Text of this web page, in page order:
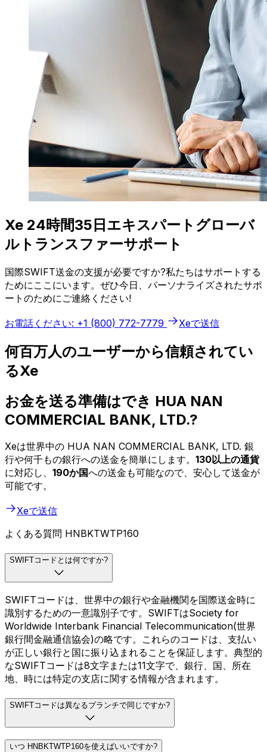
Xe 24時間35日エキスパートグローバ
ルトランスファーサポート
国際SWIFT送金の支援が必要ですか?私たちはサポートする
ためにここにいます。ぜひ今日、パーソナライズされたサポ
ートのためにご連絡ください!
お電話ください: +1 (800) 772-7779 Xeで送信
何百万人のユーザーから信頼されてい
るXe
お金を送る準備はでき HUA NAN
COMMERCIAL BANK, LTD.?
Xeは世界中の HUA NAN COMMERCIAL BANK, LTD. 銀
行や何千もの銀行への送金を簡単にします。 130以上の通貨
に対応し、 190か国への送金も可能なので、安心して送金が
可能です。
Xeで送信
よくある質問 HNBKTWTP160
SWIFTコードとは何ですか?
SWIFTコードは、世界中の銀行や金融機関を国際送金時に
識別するための一意識別子です。SWIFTはSociety for
Worldwide Interbank Financial Telecommunication(世界
銀行間金融通信協会)の略です。これらのコードは、支払い
が正しい銀行と国に振り込まれることを保証します。典型的
なSWIFTコードは8文字または11文字で、銀行、国、所在
地、時には特定の支店に関する情報が含まれます。
SWIFTコードは異なるブランチで同じですか?
いつ HNBKTWTP160を使えばいいですか?